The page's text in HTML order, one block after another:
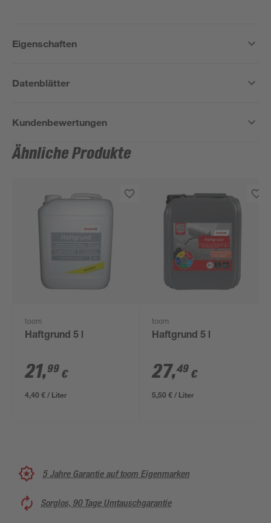
Eigenschaften
Datenblätter
Kundenbewertungen
Ähnliche Produkte
toom
Haftgrund 5 l
21,99 €
4,40 € / Liter
toom
Haftgrund 5 l
27,49 €
5,50 € / Liter
5 Jahre Garantie auf toom Eigenmarken
Sorglos, 90 Tage Umtauschgarantie